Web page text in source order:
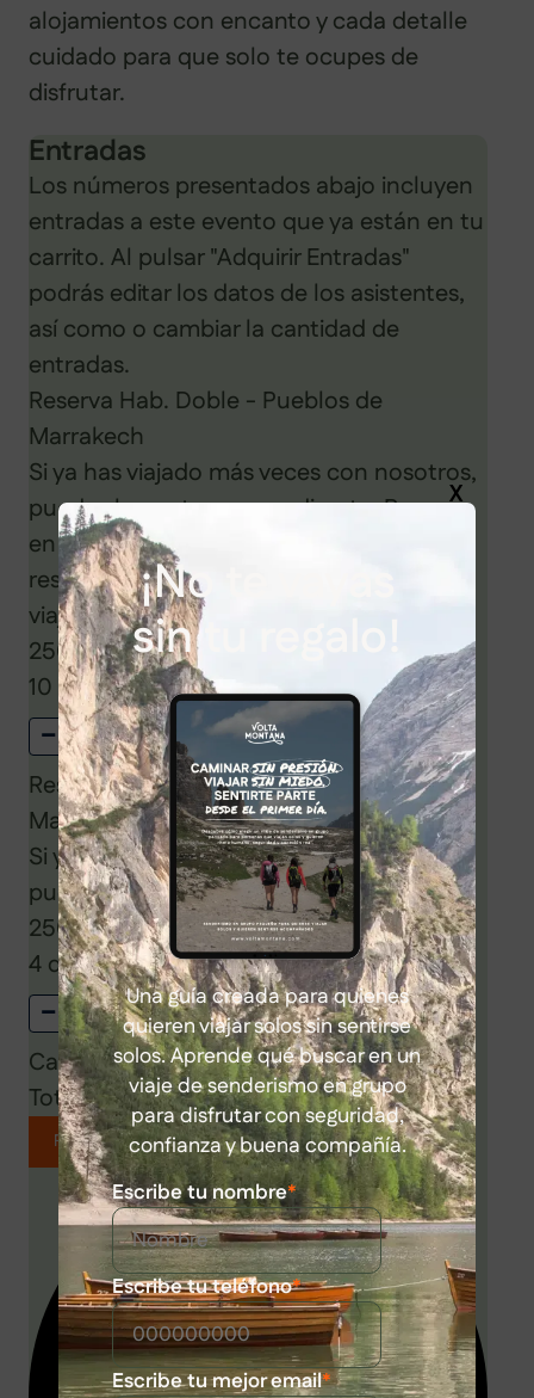
alojamientos con encanto y cada detalle
cuidado para que solo te ocupes de
disfrutar.
Entradas
Los números presentados abajo incluyen
entradas a este evento que ya están en tu
carrito. Al pulsar "Adquirir Entradas"
podrás editar los datos de los asistentes,
así como o cambiar la cantidad de
entradas.
Reserva Hab. Doble - Pueblos de
Marrakech
Si ya has viajado más veces con nosotros,
puedes hacer tu reserva directa. Reserva
en habitación doble. El importe de la
reserva se descontará del pago final del
viaje.
250 €
10 disponibles
− Cantidad +
Reserva Hab. Individual - Pueblos de
Marrakech
Si ya has viajado más veces con nosotros,
puedes hacer tu reserva directa.
250€
4 disponibles
− Cantidad +
Cantidad:0
Total:0€
¡No te vayas
sin tu regalo!
Una guía creada para quienes
quieren viajar solos sin sentirse
solos. Aprende qué buscar en un
viaje de senderismo en grupo
para disfrutar con seguridad,
confianza y buena compañía.
Escribe tu nombre*
Escribe tu teléfono*
Escribe tu mejor email*
X